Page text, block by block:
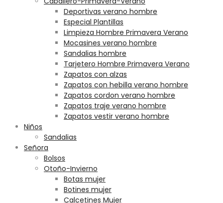
Deportivas verano hombre
Especial Plantillas
Limpieza Hombre Primavera Verano
Mocasines verano hombre
Sandalias hombre
Tarjetero Hombre Primavera Verano
Zapatos con alzas
Zapatos con hebilla verano hombre
Zapatos cordon verano hombre
Zapatos traje verano hombre
Zapatos vestir verano hombre
Niños
Sandalias
Señora
Bolsos
Otoño-Invierno
Botas mujer
Botines mujer
Calcetines Mujer